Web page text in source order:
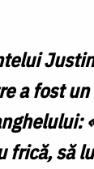
a fost
frică, să